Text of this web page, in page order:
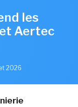
les
Aertec
2026